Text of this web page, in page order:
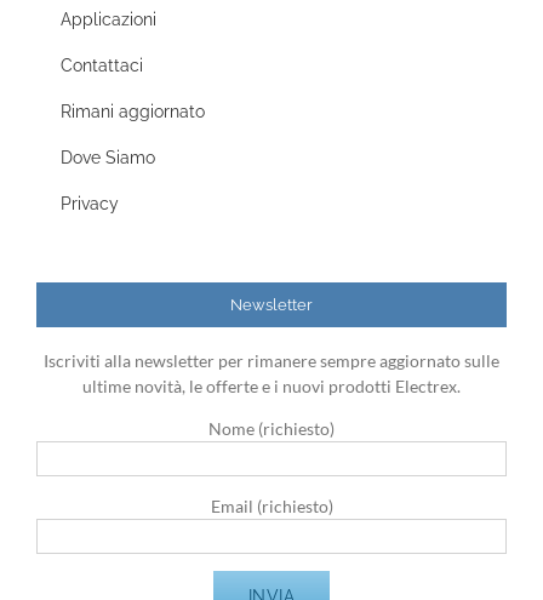
Applicazioni
Contattaci
Rimani aggiornato
Dove Siamo
Privacy
Newsletter
Iscriviti alla newsletter per rimanere sempre aggiornato sulle
ultime novità, le offerte e i nuovi prodotti Electrex.
Nome (richiesto)
Email (richiesto)